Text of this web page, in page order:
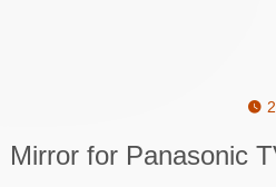
Mirror for Panasonic
iExplorer 4.4.0 – 优秀的IOS设备管